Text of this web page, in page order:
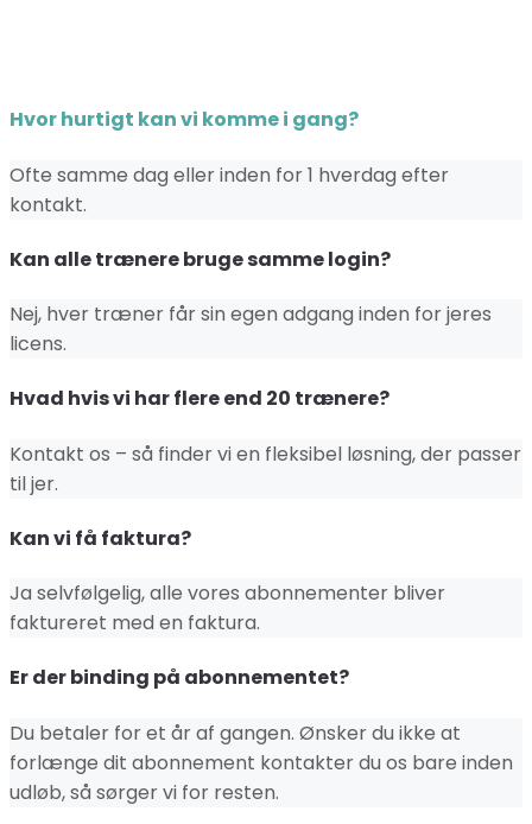
Hvor hurtigt kan vi komme i gang?
Ofte samme dag eller inden for 1 hverdag efter
kontakt.
Kan alle trænere bruge samme login?
Nej, hver træner får sin egen adgang inden for jeres
licens.
Hvad hvis vi har flere end 20 trænere?
Kontakt os – så finder vi en fleksibel løsning, der passer
til jer.
Kan vi få faktura?
Ja selvfølgelig, alle vores abonnementer bliver
faktureret med en faktura.
Er der binding på abonnementet?
Du betaler for et år af gangen. Ønsker du ikke at
forlænge dit abonnement kontakter du os bare inden
udløb, så sørger vi for resten.